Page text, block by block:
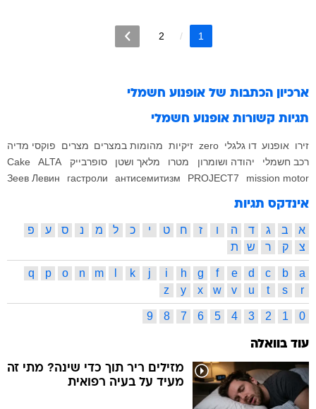
1
2
ארכיון הכתבות של אופנוע חשמלי
תגיות קשורות אופנוע חשמלי
זירו אופנוע דו גלגלי zero זיקיות מהומות במצרים מצרים
פוקסי מדיה
רכב חשמלי
יהודה ושומרון מטרו מלאך ושטן סופרבייק ALTA
Cake
mission motor
PROJECT7
антисемитизм
гастроли
Зеев Левин
אינדקס תגיות
א ב ג ד ה ו ז ח ט י כ ל מ נ ס ע
פ
צ
ק ר ש ת
a
b
c
d
e
f
g
h
i
j
k
m
n
o
p
q
r
s
t
u
v
w
x
y
z
0
1
2
3
4
5
6
7
8
9
עוד בוואלה
מזילים ריר תוך כדי שינה? מתי זה
מעיד על בעיה רפואית